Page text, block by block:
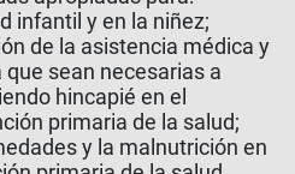
infantil y en la niñez;
de la asistencia médica y
sean necesarias a
hincapié en el
primaria de la salud;
y la malnutrición en